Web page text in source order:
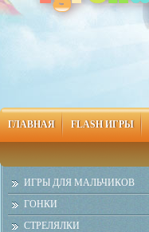
ГЛАВНАЯ FLASH ИГРЫ
ИГРЫ ДЛЯ МАЛЬЧИКОВ
ГОНКИ
СТРЕЛЯЛКИ